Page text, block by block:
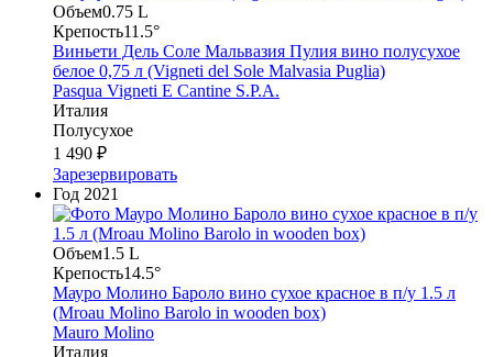
Объем0.75 L
Крепость11.5°
Виньети Дель Соле Мальвазия Пулия вино полусухое
белое 0,75 л (Vigneti del Sole Malvasia Puglia)
Pasqua Vigneti E Cantine S.P.A.
Италия
Полусухое
1 490 ₽
Зарезервировать
Год 2021
Объем1.5 L
Крепость14.5°
Мауро Молино Бароло вино сухое красное в п/у 1.5 л
(Mroau Molino Barolo in wooden box)
Mauro Molino
Италия